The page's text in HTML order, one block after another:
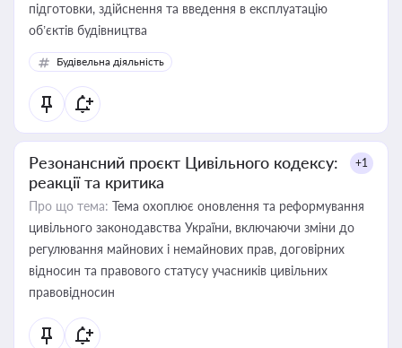
підготовки, здійснення та введення в експлуатацію
об’єктів будівництва
Будівельна діяльність
Резонансний проєкт Цивільного кодексу:
реакції та критика
+1
Про що тема: Тема охоплює оновлення та реформування
цивільного законодавства України, включаючи зміни до
регулювання майнових і немайнових прав, договірних
відносин та правового статусу учасників цивільних
правовідносин